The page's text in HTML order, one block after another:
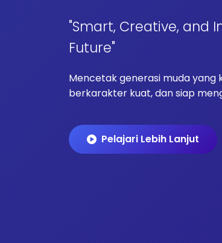
"Smart, Creative, and
Future"
Mencetak generasi muda
berkarakter kuat, dan siap
Pelajari Lebih Lanjut